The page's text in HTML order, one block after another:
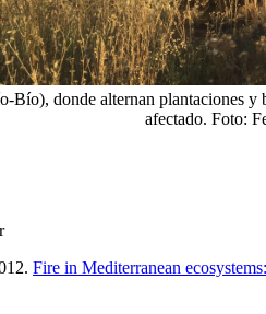
donde alternan plantaciones
afectado. Foto:
Fire in Mediterranean